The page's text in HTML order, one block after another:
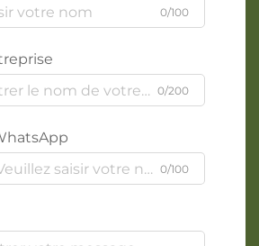
0/100
0/200
0/100